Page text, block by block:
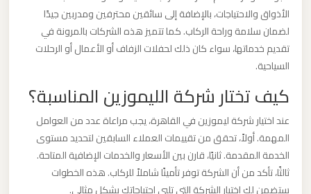
الأذواق والاحتياجات، بالإضافة إلى سائقين محترفين ومدربين جيدًا
لضمان سلامة وراحة الركاب. كما تتميز هذه الشركات بالمرونة في
تقديم خدماتها، سواء كان ذلك لحفلات الزفاف أو الأعمال أو الرحلات
السياحية.
كيف تختار شركة الليموزين المناسبة؟
عند اختيار شركة ليموزين في القاهرة، يجب مراعاة عدد من العوامل
المهمة. أولاً، تحقق من تقييمات العملاء السابقين لتحديد مستوى
الخدمة المقدمة. ثانيًا، قارن بين الأسعار والخدمات الإضافية المتاحة.
ثالثًا، تأكد من أن الشركة توفر تأمينًا شاملاً للركاب. هذه الخطوات
ستضمن لك اختيار الشركة التي تلبي احتياجاتك بشكل مثالي.
الدولي
ليموزين
مطار
العرب
الاسكندرية
ليموزين
مطار